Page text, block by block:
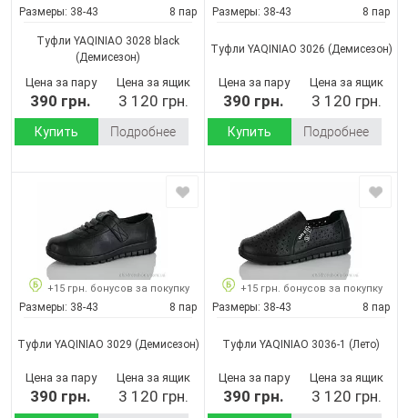
Размеры: 38-43 8 пар
Туфли YAQINIAO 3028 black
(Демисезон)
Цена за пару
390 грн.
Цена за ящик
3 120 грн.
Купить Подробнее
Размеры: 38-43 8 пар
Туфли YAQINIAO 3026 (Демисезон)
Цена за пару
390 грн.
Цена за ящик
3 120 грн.
Купить Подробнее
+15 грн. бонусов за покупку
Размеры: 38-43 8 пар
Туфли YAQINIAO 3029 (Демисезон)
Цена за пару
390 грн.
Цена за ящик
3 120 грн.
+15 грн. бонусов за покупку
Размеры: 38-43 8 пар
Туфли YAQINIAO 3036-1 (Лето)
Цена за пару
390 грн.
Цена за ящик
3 120 грн.